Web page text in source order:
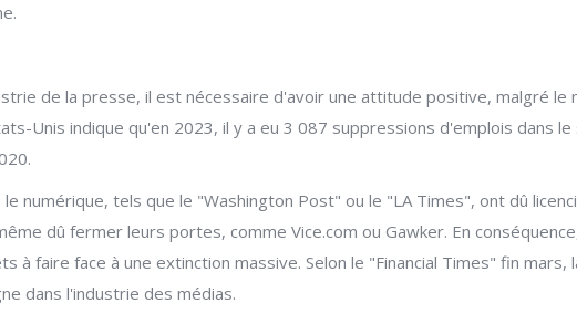
de la presse, il est nécessaire d'avoir une attitude positive, malgré le
Unis indique qu'en 2023, il y a eu 3 087 suppressions d'emplois dans
numérique, tels que le "Washington Post" ou le "LA Times", ont dû
dû fermer leurs portes, comme Vice.com ou Gawker. En
à faire face à une extinction massive. Selon le "Financial Times" fin
dans l'industrie des médias.